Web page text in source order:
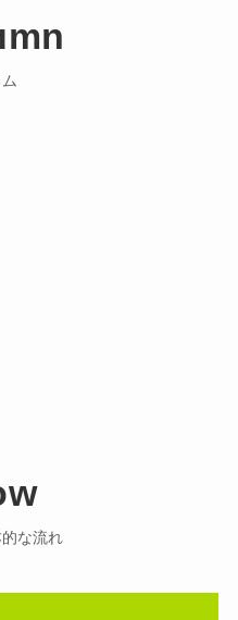
な流れ